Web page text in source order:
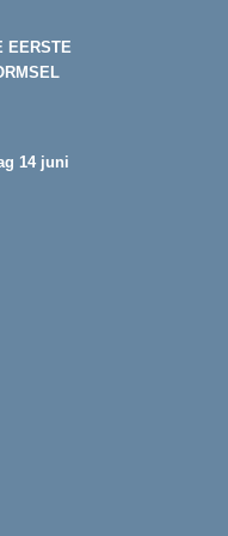
EERSTE
14 juni